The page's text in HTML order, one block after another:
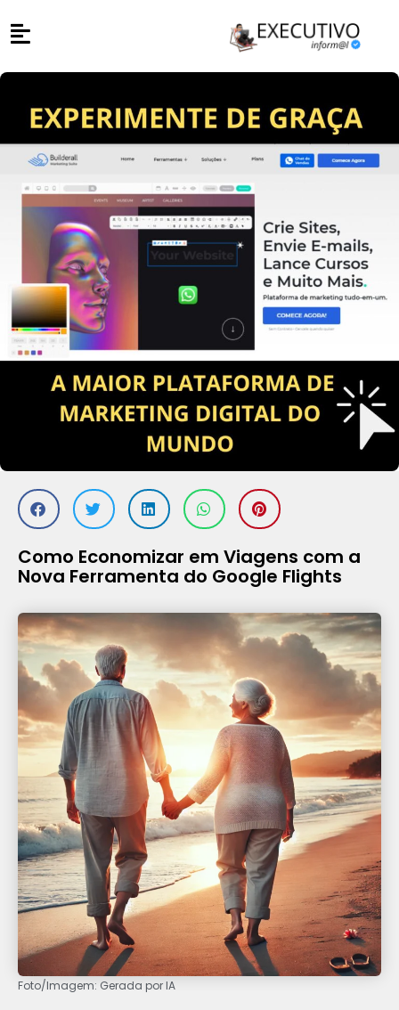
Como Economizar em Viagens com a
Nova Ferramenta do Google Flights
Foto/Imagem: Gerada por IA